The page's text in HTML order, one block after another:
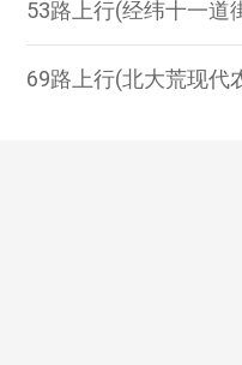
53路上行(经纬十一道
69路上行(北大荒现代